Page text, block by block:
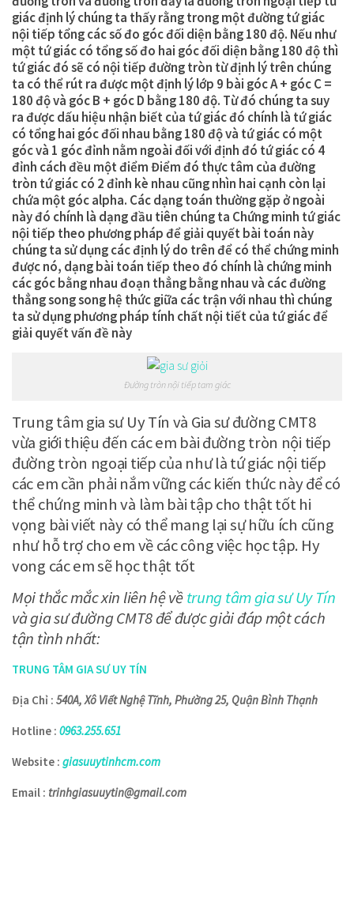
giác định lý chúng ta thấy rằng trong một đường tứ giác
nội tiếp tổng các số đo góc đối diện bằng 180 độ. Nếu như
một tứ giác có tổng số đo hai góc đối diện bằng 180 độ thì
tứ giác đó sẽ có nội tiếp đường tròn từ định lý trên chúng
ta có thể rút ra được một định lý lớp 9 bài góc A + góc C =
180 độ và góc B + góc D bằng 180 độ. Từ đó chúng ta suy
ra được dấu hiệu nhận biết của tứ giác đó chính là tứ giác
có tổng hai góc đối nhau bằng 180 độ và tứ giác có một
góc và 1 góc đỉnh nằm ngoài đối với định đó tứ giác có 4
đỉnh cách đều một điểm Điểm đó thực tâm của đường
tròn tứ giác có 2 đỉnh kè nhau cũng nhìn hai cạnh còn lại
chứa một góc alpha. Các dạng toán thường gặp ở ngoài
này đó chính là dạng đầu tiên chúng ta Chứng minh tứ giác
nội tiếp theo phương pháp để giải quyết bài toán này
chúng ta sử dụng các định lý do trên để có thể chứng minh
được nó, dạng bài toán tiếp theo đó chính là chứng minh
các góc bằng nhau đoạn thẳng bằng nhau và các đường
thẳng song song hệ thức giữa các trận với nhau thì chúng
ta sử dụng phương pháp tính chất nội tiết của tứ giác để
giải quyết vấn đề này
Đường tròn nội tiếp tam giác
Trung tâm gia sư Uy Tín và Gia sư đường CMT8
vừa giới thiệu đến các em bài đường tròn nội tiếp
đường tròn ngoại tiếp của như là tứ giác nội tiếp
các em cần phải nắm vững các kiến thức này để có
thể chứng minh và làm bài tập cho thật tốt hi
vọng bài viết này có thể mang lại sự hữu ích cũng
như hỗ trợ cho em về các công việc học tập. Hy
vong các em sẽ học thật tốt
Mọi thắc mắc xin liên hệ vềtrung tâm gia sư Uy Tín
và gia sư đường CMT8 để được giải đáp một cách
tận tình nhất:
TRUNG TÂM GIA SƯ UY TÍN
Địa Chỉ : 540A, Xô Viết Nghệ Tĩnh, Phường 25, Quận Bình Thạnh
Hotline : 0963.255.651
Website : giasuuytinhcm.com
Email : trinhgiasuuytin@gmail.com